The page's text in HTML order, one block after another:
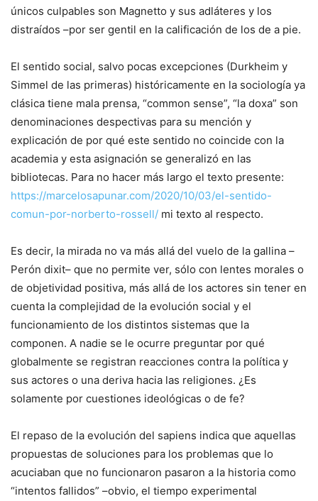
únicos culpables son Magnetto y sus adláteres y los
distraídos –por ser gentil en la calificación de los de a pie.
El sentido social, salvo pocas excepciones (Durkheim y
Simmel de las primeras) históricamente en la sociología ya
clásica tiene mala prensa, “common sense”, “la doxa” son
denominaciones despectivas para su mención y
explicación de por qué este sentido no coincide con la
academia y esta asignación se generalizó en las
bibliotecas. Para no hacer más largo el texto presente:
https://marcelosapunar.com/2020/10/03/el-sentido-
comun-por-norberto-rossell/ mi texto al respecto.
Es decir, la mirada no va más allá del vuelo de la gallina –
Perón dixit– que no permite ver, sólo con lentes morales o
de objetividad positiva, más allá de los actores sin tener en
cuenta la complejidad de la evolución social y el
funcionamiento de los distintos sistemas que la
componen. A nadie se le ocurre preguntar por qué
globalmente se registran reacciones contra la política y
sus actores o una deriva hacia las religiones. ¿Es
solamente por cuestiones ideológicas o de fe?
El repaso de la evolución del sapiens indica que aquellas
propuestas de soluciones para los problemas que lo
acuciaban que no funcionaron pasaron a la historia como
“intentos fallidos” –obvio, el tiempo experimental